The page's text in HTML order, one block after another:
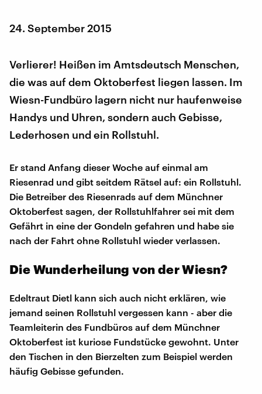
24. September 2015
Verlierer! Heißen im Amtsdeutsch Menschen,
die was auf dem Oktoberfest liegen lassen. Im
Wiesn-Fundbüro lagern nicht nur haufenweise
Handys und Uhren, sondern auch Gebisse,
Lederhosen und ein Rollstuhl.
Er stand Anfang dieser Woche auf einmal am
Riesenrad und gibt seitdem Rätsel auf: ein Rollstuhl.
Die Betreiber des Riesenrads auf dem Münchner
Oktoberfest sagen, der Rollstuhlfahrer sei mit dem
Gefährt in eine der Gondeln gefahren und habe sie
nach der Fahrt ohne Rollstuhl wieder verlassen.
Die Wunderheilung von der Wiesn?
Edeltraut Dietl kann sich auch nicht erklären, wie
jemand seinen Rollstuhl vergessen kann - aber die
Teamleiterin des Fundbüros auf dem Münchner
Oktoberfest ist kuriose Fundstücke gewohnt. Unter
den Tischen in den Bierzelten zum Beispiel werden
häufig Gebisse gefunden.